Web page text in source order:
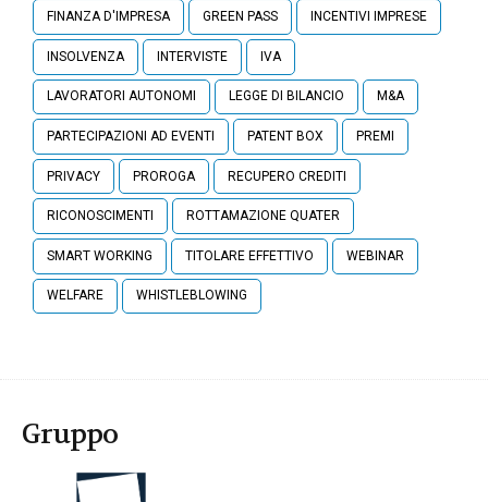
FINANZA D'IMPRESA GREEN PASS INCENTIVI IMPRESE
INSOLVENZA INTERVISTE IVA
LAVORATORI AUTONOMI LEGGE DI BILANCIO M&A
PARTECIPAZIONI AD EVENTI PATENT BOX PREMI
PRIVACY PROROGA RECUPERO CREDITI
RICONOSCIMENTI ROTTAMAZIONE QUATER
SMART WORKING TITOLARE EFFETTIVO WEBINAR
WELFARE WHISTLEBLOWING
Gruppo